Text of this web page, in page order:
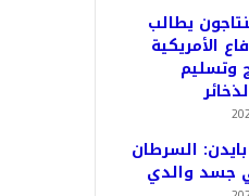
يطالب
الأمريكية
وتسليم
السرطان
جسد والدي